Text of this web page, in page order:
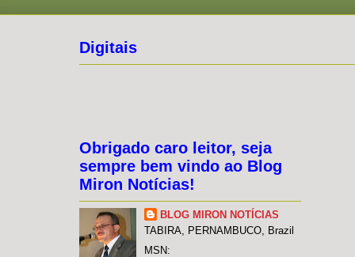
Digitais
Obrigado caro leitor, seja
sempre bem vindo ao Blog
Miron Notícias!
BLOG MIRON NOTÍCIAS
TABIRA, PERNAMBUCO, Brazil
MSN: